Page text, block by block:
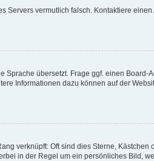
vermutlich falsch. Kontaktiere
übersetzt. Frage ggf. einen Board-
Informationen dazu können auf der
verknüpft: Oft sind dies Sterne,
in der Regel um ein persönliches Bild,